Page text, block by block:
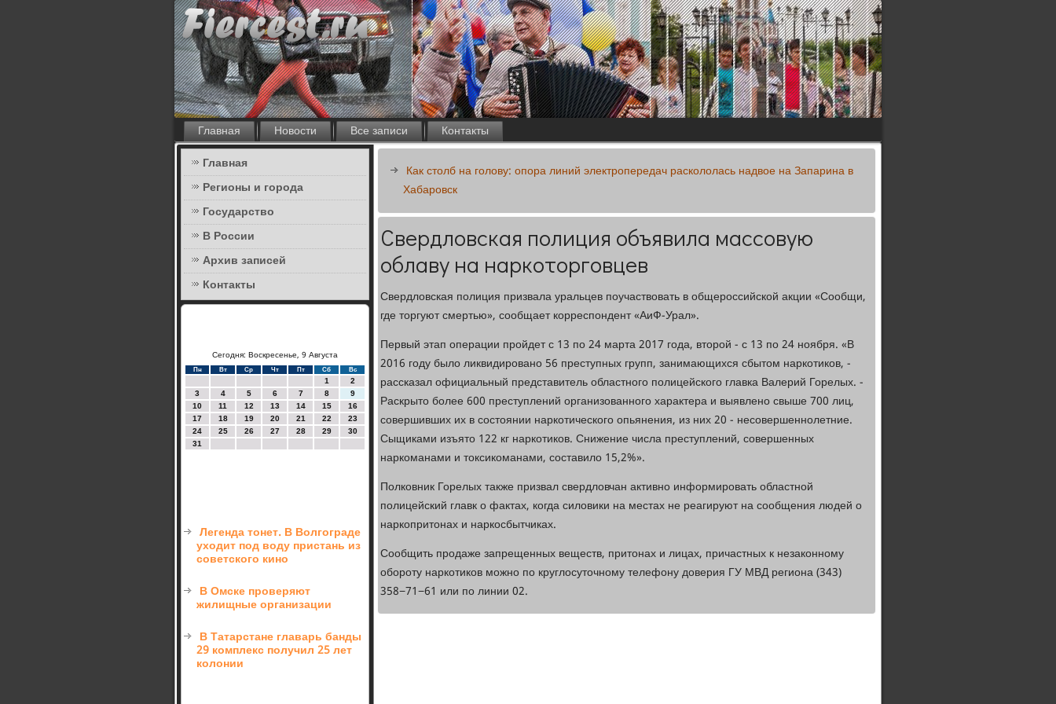
Главная Новости Все записи
Контакты
Главная
Регионы и города
Государство
В России
Архив записей
Контакты
Сегодня: Воскресенье, 9 Августа
Пн Вт Ср Чт Пт Сб Вс
1
2
3
4 5 6 7 8
9
10
11 12 13 14 15
16
17
18 19 20 21 22
23
24
25 26 27 28 29
30
31
Легенда тонет. В Волгограде
уходит под воду пристань из
советского кино
В Омске проверяют
жилищные организации
В Татарстане главарь банды
29 комплекс получил 25 лет
колонии
Как столб на голову: опора линий электропередач раскололась надвое на Запарина в
Хабаровск
Свердловская полиция объявила массовую
облаву на наркоторговцев
Свердловская полиция призвала уральцев поучаствовать в общероссийской акции «Сообщи,
где торгуют смертью», сообщает корреспондент «АиФ-Урал».
Первый этап операции пройдет с 13 по 24 марта 2017 года, второй - с 13 по 24 ноября. «В
2016 году было ликвидировано 56 преступных групп, занимающихся сбытом наркотиков, -
рассказал официальный представитель областного полицейского главка Валерий Горелых. -
Раскрыто более 600 преступлений организованного характера и выявлено свыше 700 лиц,
совершивших их в состоянии наркотического опьянения, из них 20 - несовершеннолетние.
Сыщиками изъято 122 кг наркотиков. Снижение числа преступлений, совершенных
наркоманами и токсикоманами, составило 15,2%».
Полковник Горелых также призвал свердловчан активно информировать областной
полицейский главк о фактах, когда силовики на местах не реагируют на сообщения людей о
наркопритонах и наркосбытчиках.
Сообщить продаже запрещенных веществ, притонах и лицах, причастных к незаконному
обороту наркотиков можно по круглосуточному телефону доверия ГУ МВД региона (343)
358−71−61 или по линии 02.